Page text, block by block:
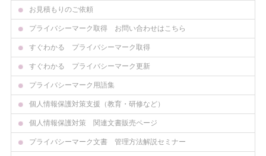
お見積もりのご依頼
プライバシーマーク取得 お問い合わせはこちら
すぐわかる プライバシーマーク取得
すぐわかる プライバシーマーク更新
プライバシーマーク用語集
個人情報保護対策支援（教育・研修など）
個人情報保護対策 関連文書販売ページ
プライバシーマーク文書 管理方法解説セミナー